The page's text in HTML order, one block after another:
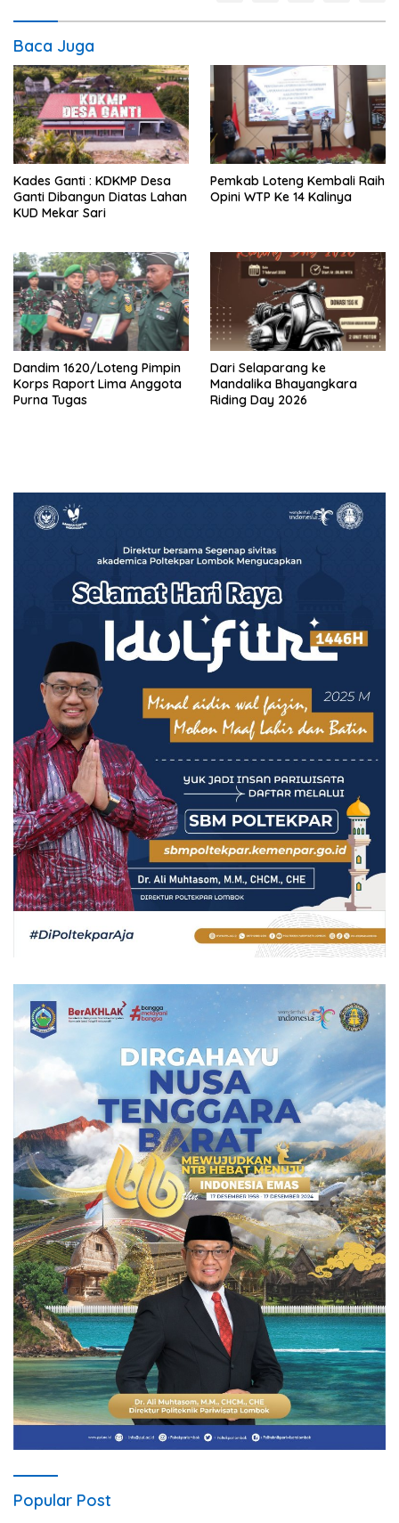
Baca Juga
Kades Ganti : KDKMP Desa
Ganti Dibangun Diatas Lahan
KUD Mekar Sari
Pemkab Loteng Kembali Raih
Opini WTP Ke 14 Kalinya
Dandim 1620/Loteng Pimpin
Korps Raport Lima Anggota
Purna Tugas
‎Dari Selaparang ke
Mandalika Bhayangkara
Riding Day 2026
Popular Post